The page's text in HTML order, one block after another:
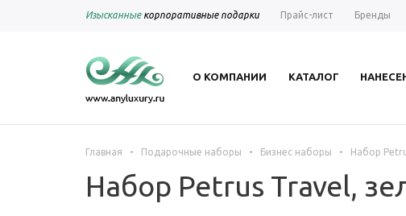
Изысканныекорпоративные подарки Прайс-лист Бренды
О КОМПАНИИ КАТАЛОГ
Главная - Подарочные наборы - Бизнес наборы - Набор
Набор Petrus Travel,